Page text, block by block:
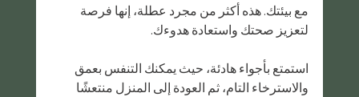
مع بيئتك. هذه أكثر من مجرد عطلة، إنها فرصة
لتعزيز صحتك واستعادة هدوءك.
استمتع بأجواء هادئة، حيث يمكنك التنفس بعمق
والاسترخاء التام، ثم العودة إلى المنزل منتعشًا